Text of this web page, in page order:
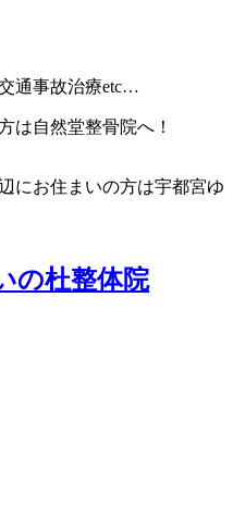
通事故治療etc…
は自然堂整骨院へ！
にお住まいの方は宇都宮ゆ
の杜整体院